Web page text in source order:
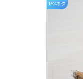
PCネタ